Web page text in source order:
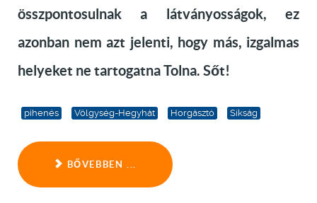
összpontosulnak a látványosságok, ez
azonban nem azt jelenti, hogy más, izgalmas
helyeket ne tartogatna Tolna. Sőt!
pihenés Völgység-Hegyhát Horgásztó Síkság
BŐVEBBEN ...